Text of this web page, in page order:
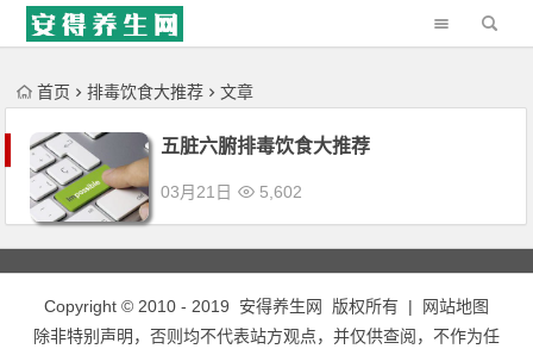
'); })();
首页 排毒饮食大推荐 文章
五脏六腑排毒饮食大推荐
03月21日 5,602
Copyright © 2010 - 2019 安得养生网 版权所有 |
网站地图
除非特别声明，否则均不代表站方观点，并仅供查阅，不作为任